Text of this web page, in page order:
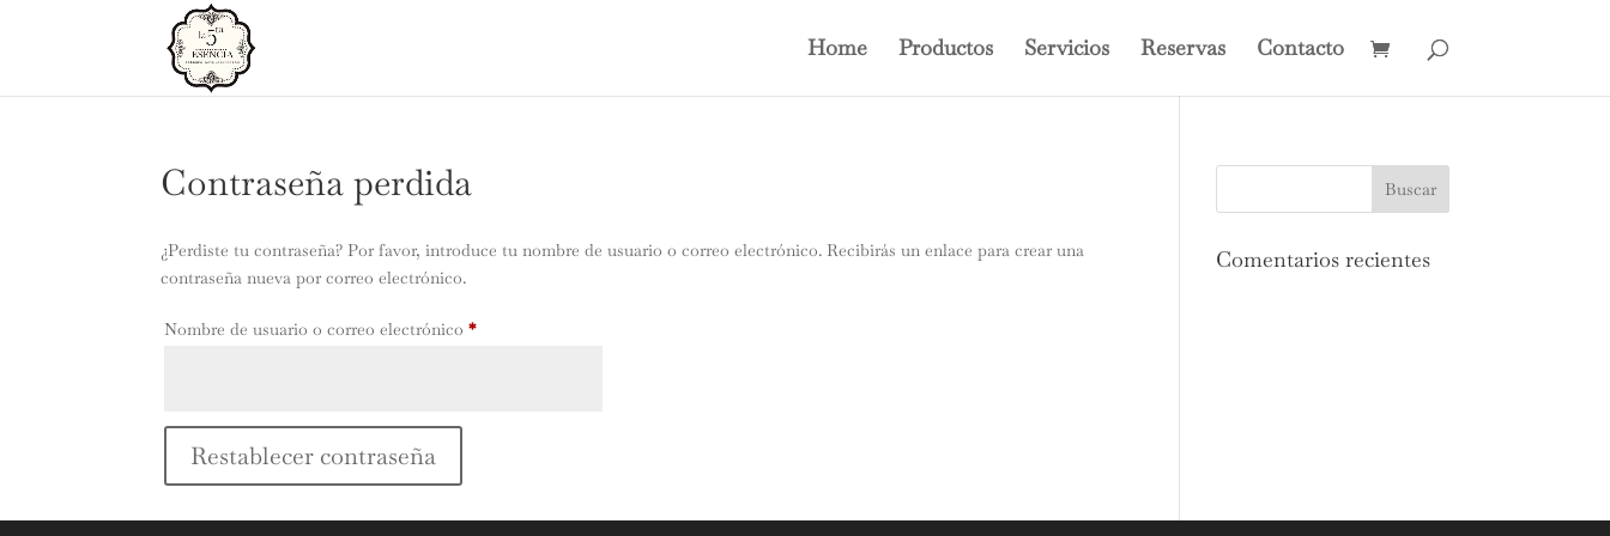
Home Productos Servicios Reservas Contacto
Contraseña perdida
¿Perdiste tu contraseña? Por favor, introduce tu nombre de usuario o correo electrónico. Recibirás un enlace para crear una
contraseña nueva por correo electrónico.
Nombre de usuario o correo electrónico*Obligatorio
Restablecer contraseña
Comentarios recientes